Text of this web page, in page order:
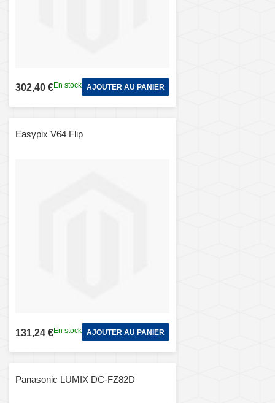
302,40 €En stock AJOUTER AU PANIER
Easypix V64 Flip
131,24 €En stock AJOUTER AU PANIER
Panasonic LUMIX DC-FZ82D